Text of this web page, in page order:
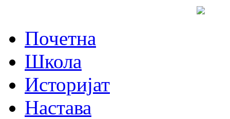
Почетна
Школа
Историјат
Настава